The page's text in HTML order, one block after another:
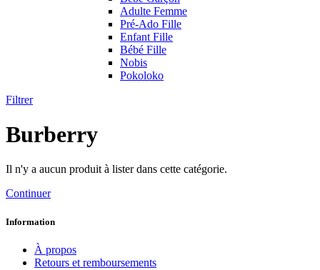
Adulte Femme
Pré-Ado Fille
Enfant Fille
Bébé Fille
Nobis
Pokoloko
Filtrer
Burberry
Il n'y a aucun produit à lister dans cette catégorie.
Continuer
Information
À propos
Retours et remboursements